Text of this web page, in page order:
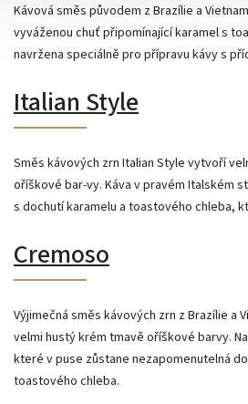
Kávová směs původem z Brazílie a
vyváženou chuť připomínající karamel s
navržena speciálně pro přípravu kávy s
Italian Style
Směs kávových zrn Italian Style vytvoří
oříškové bar-vy. Káva v pravém Italském
s dochutí karamelu a toastového chleba,
Cremoso
Výjimečná směs kávových zrn z Brazílie a
velmi hustý krém tmavě oříškové barvy.
které v puse zůstane nezapomenutelná
toastového chleba.